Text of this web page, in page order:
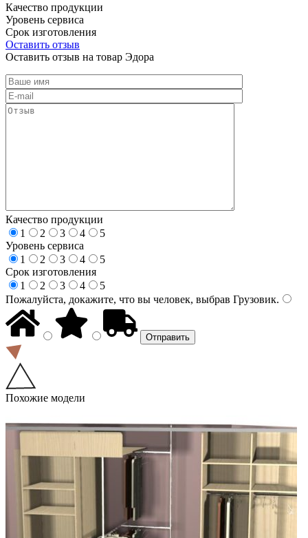
Качество продукции
Уровень сервиса
Срок изготовления
Оставить отзыв
Оставить отзыв на товар Эдора
Качество продукции
1
2 3 4
5
Уровень сервиса
1
2 3 4
5
Срок изготовления
1
2 3 4
5
Пожалуйста, докажите, что вы человек, выбрав Грузовик.
Похожие модели